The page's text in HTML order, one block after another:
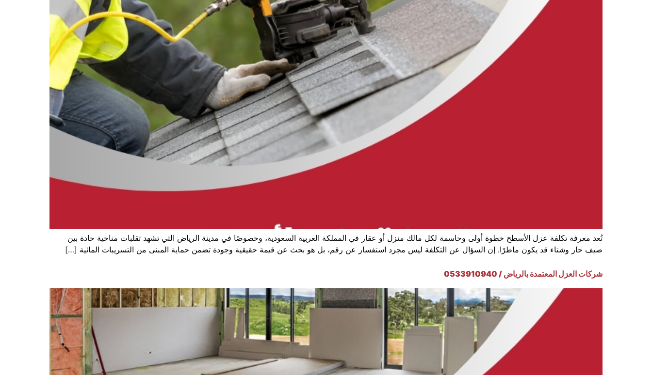
تُعد معرفة تكلفة عزل الأسطح خطوة أولى وحاسمة لكل مالك منزل أو عقار في المملكة العربية السعودية، وخصوصًا في مدينة الرياض التي تشهد تقلبات مناخية حادة بين
صيف حار وشتاء قد يكون ماطرًا. إن السؤال عن التكلفة ليس مجرد استفسار عن رقم، بل هو بحث عن قيمة حقيقية وجودة تضمن حماية المبنى من التسريبات المائية […]
شركات العزل المعتمدة بالرياض / 0533910940